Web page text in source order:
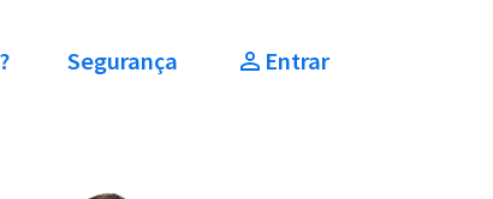
Segurança Entrar